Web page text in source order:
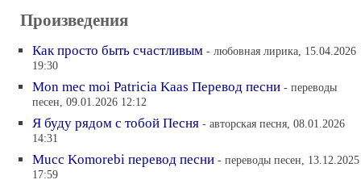
Произведения
Как просто быть счастливым - любовная лирика, 15.04.2026
19:30
Mon mec moi Patricia Kaas Перевод песни - переводы
песен, 09.01.2026 12:12
Я буду рядом с тобой Песня - авторская песня, 08.01.2026
14:31
Mucc Komorebi перевод песни - переводы песен, 13.12.2025
17:59